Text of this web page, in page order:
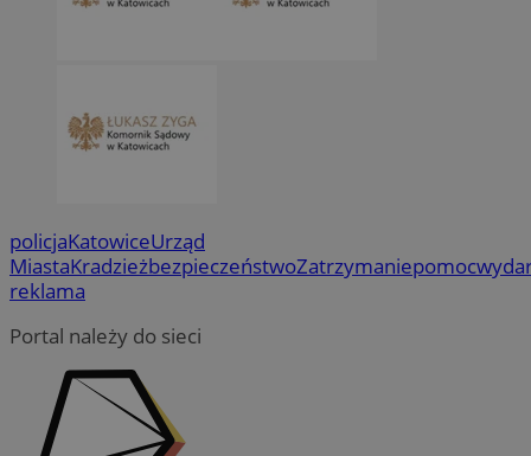
policjaKatowiceUrząd
MiastaKradzieżbezpieczeństwoZatrzymaniepomoc
reklama
Portal należy do sieci